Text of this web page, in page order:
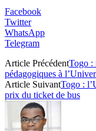
Facebook
Twitter
WhatsApp
Telegram
Article PrécédentTogo :
pédagogiques à
Article SuivantTogo :
prix du ticket de bus